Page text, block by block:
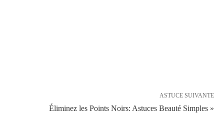
ASTUCE SUIVANTE
Éliminez les Points Noirs: Astuces Beauté Simples »